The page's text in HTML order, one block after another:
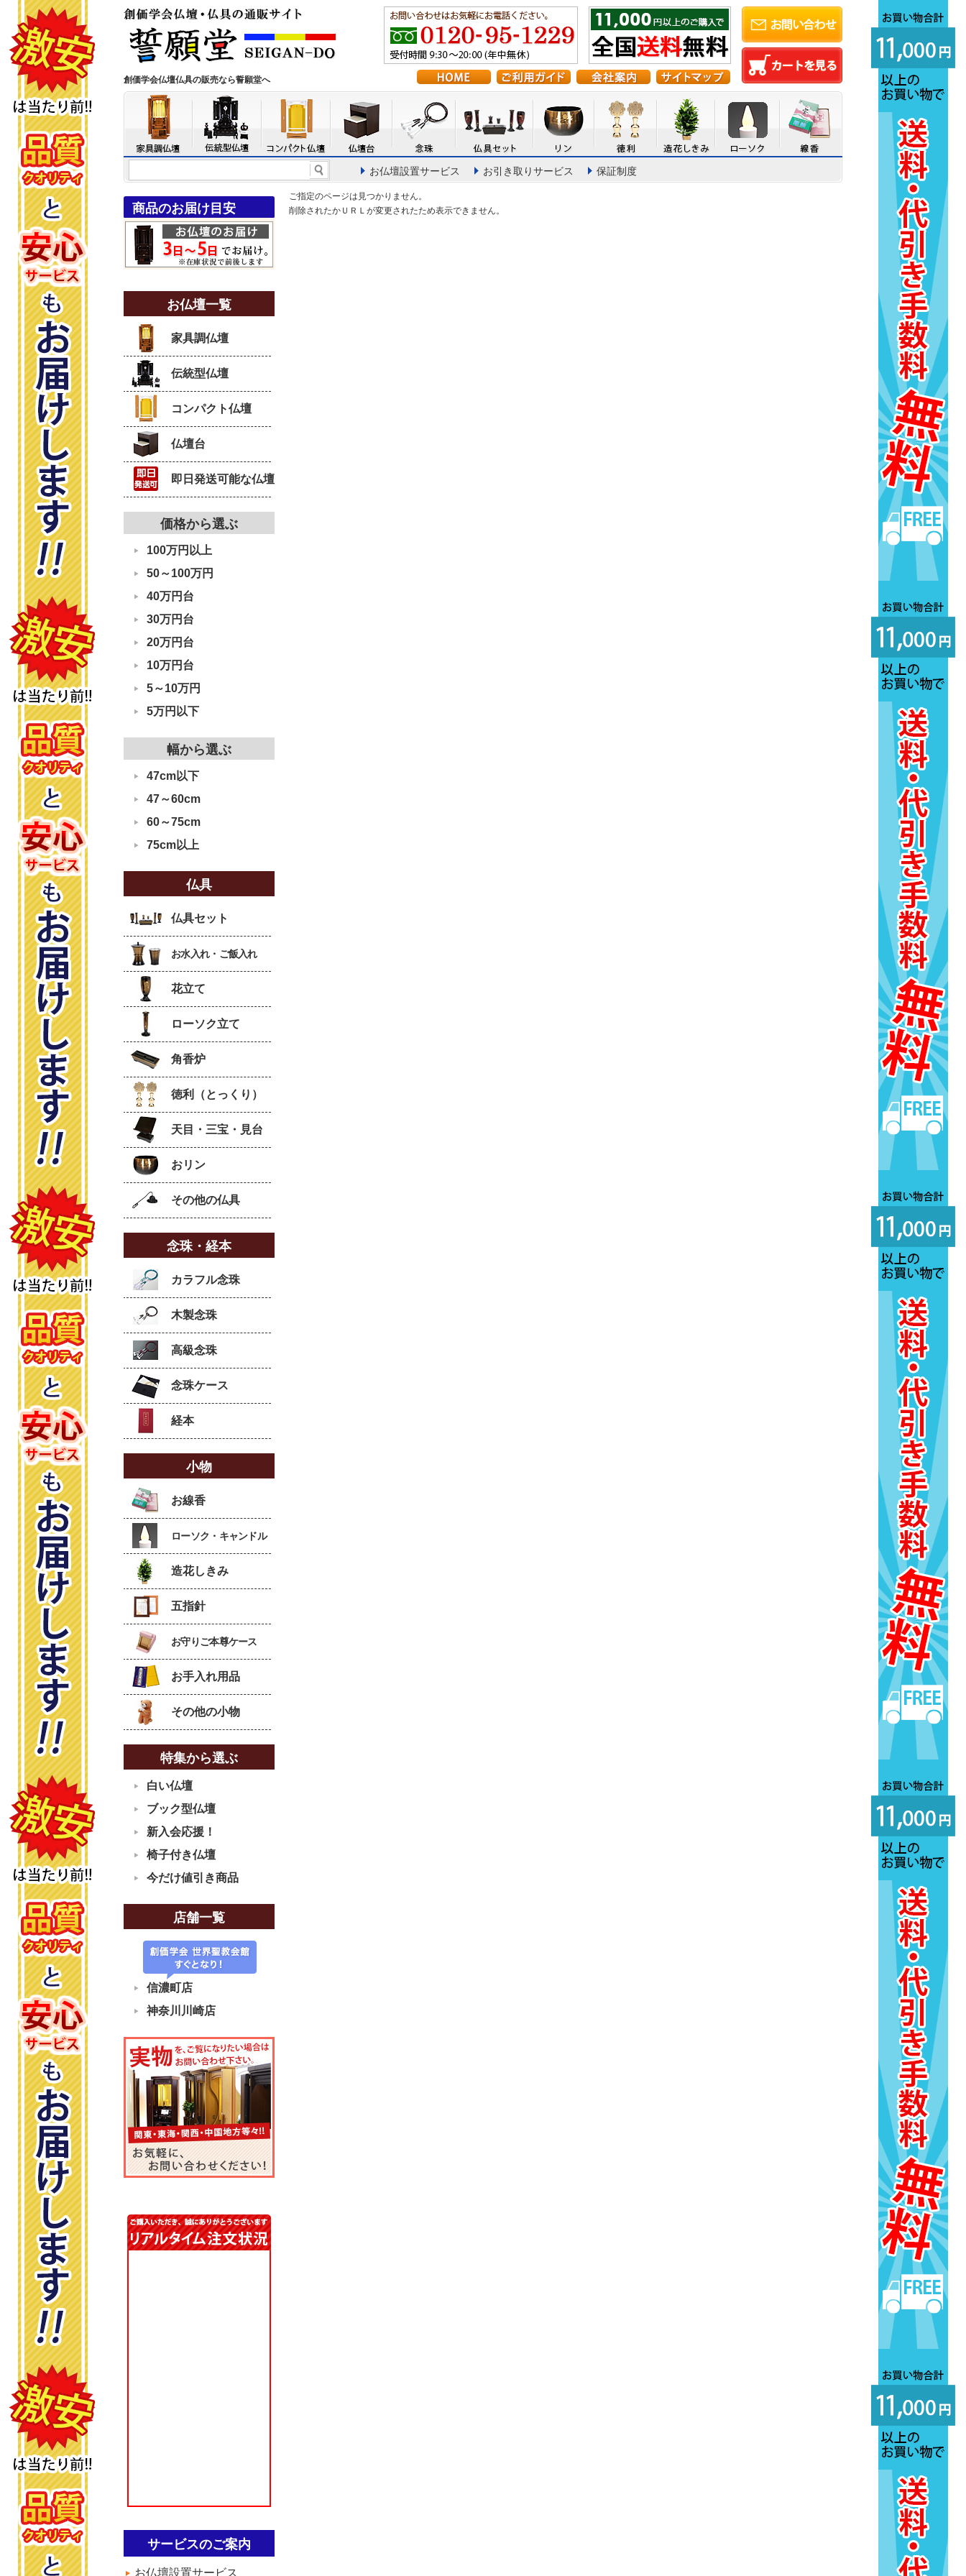
創価学会仏壇仏具の販売なら誓願堂へ
ご指定のページは見つかりません。
削除されたかＵＲＬが変更されたため表示できません。
お仏壇設置サービス お引き取りサービス 保証制度
商品のお届け目安
お仏壇一覧
家具調仏壇
伝統型仏壇
コンパクト仏壇
仏壇台
即日発送可能な仏壇
価格から選ぶ
100万円以上
50～100万円
40万円台
30万円台
20万円台
10万円台
5～10万円
5万円以下
幅から選ぶ
47cm以下
47～60cm
60～75cm
75cm以上
仏具
仏具セット
お水入れ・ご飯入れ
花立て
ローソク立て
角香炉
徳利（とっくり）
天目・三宝・見台
おリン
その他の仏具
念珠・経本
カラフル念珠
木製念珠
高級念珠
念珠ケース
経本
小物
お線香
ローソク・キャンドル
造花しきみ
五指針
お守りご本尊ケース
お手入れ用品
その他の小物
特集から選ぶ
白い仏壇
ブック型仏壇
新入会応援！
椅子付き仏壇
今だけ値引き商品
店舗一覧
信濃町店
神奈川川崎店
サービスのご案内
お仏壇設置サービス